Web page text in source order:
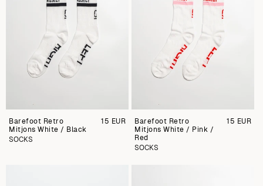
Barefoot Retro
Mitjons White / Black
SOCKS
Preu
15 EUR
Barefoot Retro
Mitjons White / Pink /
Red
SOCKS
Preu
15 EUR